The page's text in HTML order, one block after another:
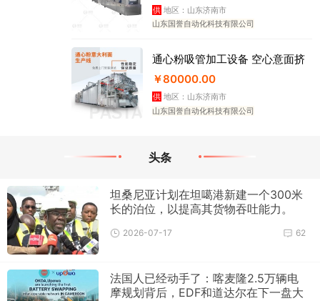
供 地区：山东济南市
山东国誉自动化科技有限公司
通心粉吸管加工设备 空心意面挤
￥80000.00
供 地区：山东济南市
山东国誉自动化科技有限公司
头条
坦桑尼亚计划在坦噶港新建一个300米
长的泊位，以提高其货物吞吐能力。
62
2026-07-17
法国人已经动手了：喀麦隆2.5万辆电
摩规划背后，EDF和道达尔在下一盘大